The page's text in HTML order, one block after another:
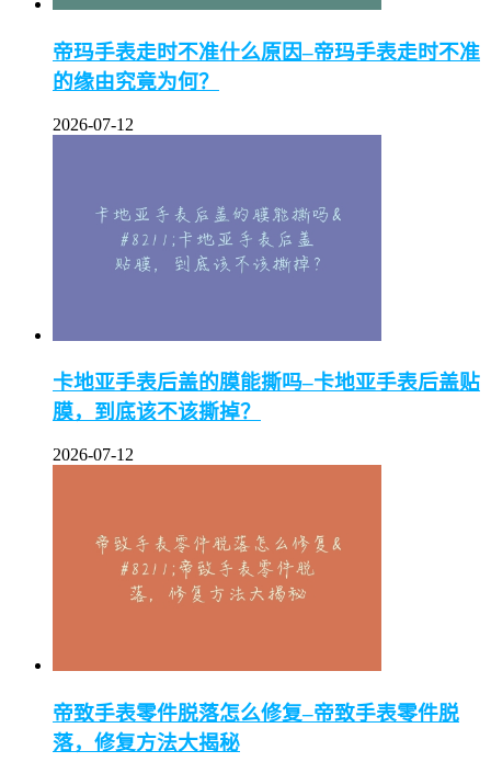
帝玛手表走时不准什么原因–帝玛手表走时不准
的缘由究竟为何？
2026-07-12
卡地亚手表后盖的膜能撕吗–卡地亚手表后盖贴
膜，到底该不该撕掉？
2026-07-12
帝致手表零件脱落怎么修复–帝致手表零件脱
落，修复方法大揭秘